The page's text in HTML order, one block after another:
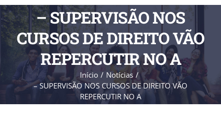
– SUPERVISÃO NOS
CURSOS DE DIREITO VÃO
REPERCUTIR NO A
Início
Notícias
– SUPERVISÃO NOS CURSOS DE DIREITO VÃO
REPERCUTIR NO A